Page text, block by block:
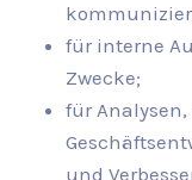
für interne
Zwecke;
für
und